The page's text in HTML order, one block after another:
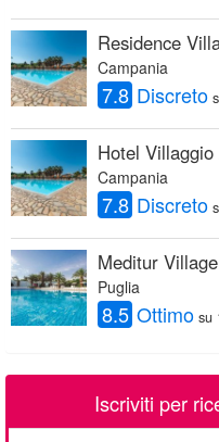
Residence
Campania
7.8 Discreto
Hotel
Campania
7.8 Discreto
Meditur Village
Puglia
8.5 Ottimo su
Iscriviti per